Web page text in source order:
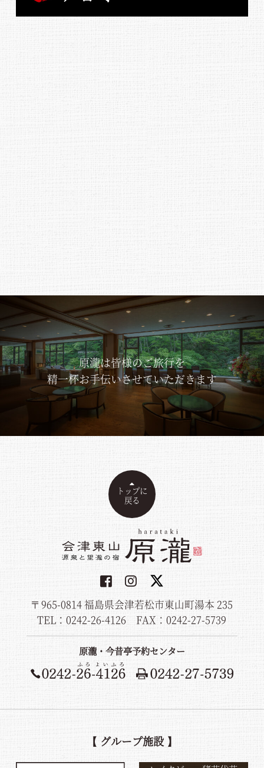
原瀧は皆様のご旅行を
精一杯お手伝いさせていただきます
トップに
戻る
〒965-0814 福島県会津若松市東山町湯本 235
TEL：0242-26-4126 FAX：0242-27-5739
原瀧・今昔亭予約センター
【 グループ施設 】